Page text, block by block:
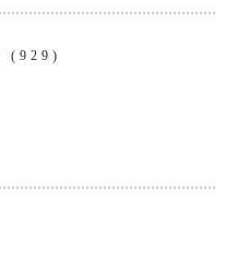
(929)